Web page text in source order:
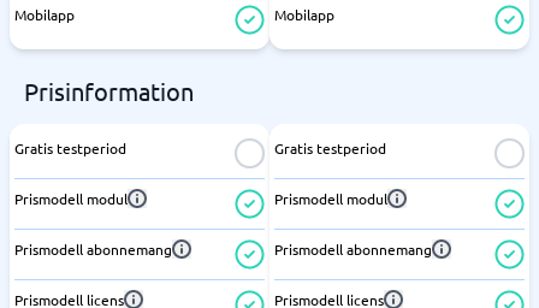
Mobilapp Mobilapp
Prisinformation
Gratis testperiod
Prismodell modul
Prismodell abonnemang
Prismodell licens
Gratis testperiod
Prismodell modul
Prismodell abonnemang
Prismodell licens